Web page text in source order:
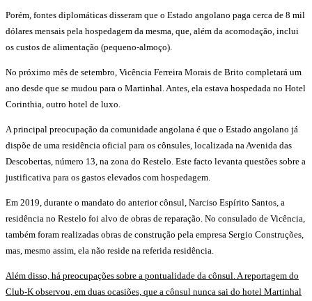
Porém, fontes diplomáticas disseram que o Estado angolano paga cerca de 8 mil
dólares mensais pela hospedagem da mesma, que, além da acomodação, inclui
os custos de alimentação (pequeno-almoço).
No próximo mês de setembro, Vicência Ferreira Morais de Brito completará um
ano desde que se mudou para o Martinhal. Antes, ela estava hospedada no Hotel
Corinthia, outro hotel de luxo.
A principal preocupação da comunidade angolana é que o Estado angolano já
dispõe de uma residência oficial para os cônsules, localizada na Avenida das
Descobertas, número 13, na zona do Restelo. Este facto levanta questões sobre a
justificativa para os gastos elevados com hospedagem.
Em 2019, durante o mandato do anterior cônsul, Narciso Espírito Santos, a
residência no Restelo foi alvo de obras de reparação. No consulado de Vicência,
também foram realizadas obras de construção pela empresa Sergio Construções,
mas, mesmo assim, ela não reside na referida residência.
Além disso, há preocupações sobre a pontualidade da cônsul. A reportagem do
Club-K observou, em duas ocasiões, que a cônsul nunca sai do hotel Martinhal